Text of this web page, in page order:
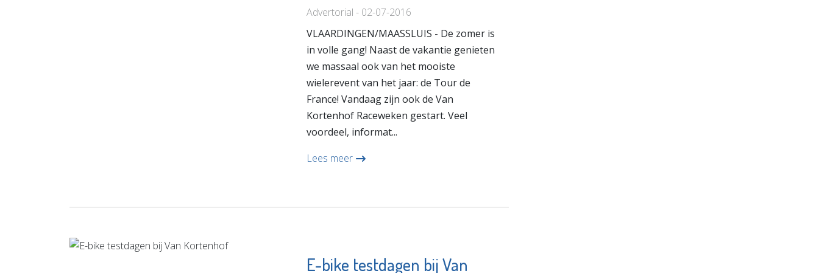
Advertorial - 02-07-2016
VLAARDINGEN/MAASSLUIS - De zomer is
in volle gang! Naast de vakantie genieten
we massaal ook van het mooiste
wielerevent van het jaar: de Tour de
France! Vandaag zijn ook de Van
Kortenhof Raceweken gestart. Veel
voordeel, informat...
Lees meer
E-bike testdagen bij Van